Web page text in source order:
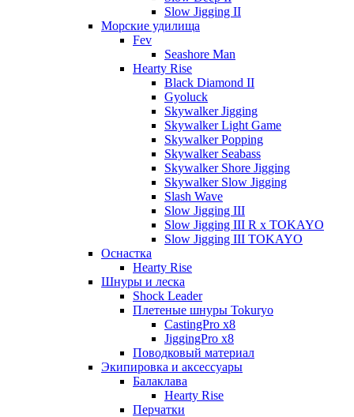
Slow Jigging II
Морские удилища
Fev
Seashore Man
Hearty Rise
Black Diamond II
Gyoluck
Skywalker Jigging
Skywalker Light Game
Skywalker Popping
Skywalker Seabass
Skywalker Shore Jigging
Skywalker Slow Jigging
Slash Wave
Slow Jigging III
Slow Jigging III R x TOKAYO
Slow Jigging III TOKAYO
Оснастка
Hearty Rise
Шнуры и леска
Shock Leader
Плетеные шнуры Tokuryo
CastingPro x8
JiggingPro x8
Поводковый материал
Экипировка и аксессуары
Балаклава
Hearty Rise
Перчатки